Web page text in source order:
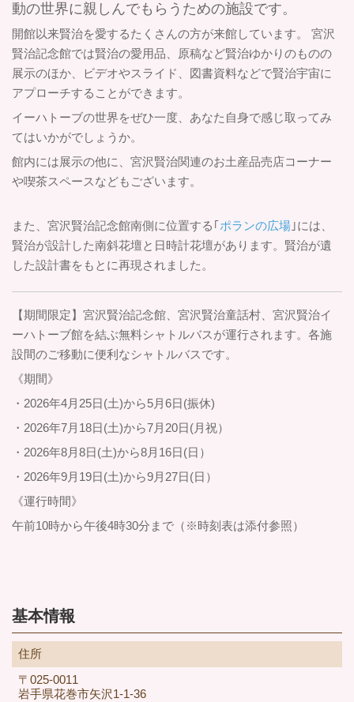
動の世界に親しんでもらうための施設です。
開館以来賢治を愛するたくさんの方が来館しています。 宮沢
賢治記念館では賢治の愛用品、原稿など賢治ゆかりのものの
展示のほか、ビデオやスライド、図書資料などで賢治宇宙に
アプローチすることができます。
イーハトーブの世界をぜひ一度、あなた自身で感じ取ってみ
てはいかがでしょうか。
館内には展示の他に、宮沢賢治関連のお土産品売店コーナー
や喫茶スペースなどもございます。
また、宮沢賢治記念館南側に位置する｢ポランの広場 ｣には、
賢治が設計した南斜花壇と日時計花壇があります。賢治が遺
した設計書をもとに再現されました。
【期間限定】宮沢賢治記念館、宮沢賢治童話村、宮沢賢治イ
ーハトーブ館を結ぶ無料シャトルバスが運行されます。各施
設間のご移動に便利なシャトルバスです。
《期間》
・2026年4月25日(土)から5月6日(振休)
・2026年7月18日(土)から7月20日(月祝）
・2026年8月8日(土)から8月16日(日）
・2026年9月19日(土)から9月27日(日）
《運行時間》
午前10時から午後4時30分まで（※時刻表は添付参照）
基本情報
住所
〒025-0011
岩手県花巻市矢沢1-1-36